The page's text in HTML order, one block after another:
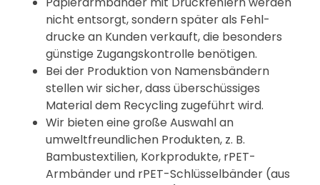
nicht entsorgt, sondern später als Fehl­
drucke an Kunden verkauft, die besonders
günstige Zugangskontrolle benötigen.
Bei der Produktion von Namensbändern
stellen wir sicher, dass überschüssiges
Material dem Recycling zugeführt wird.
Wir bieten eine große Auswahl an
umweltfreundlichen Produkten, z. B.
Bambustextilien, Korkprodukte, rPET-
Armbänder und rPET-Schlüsselbänder (aus